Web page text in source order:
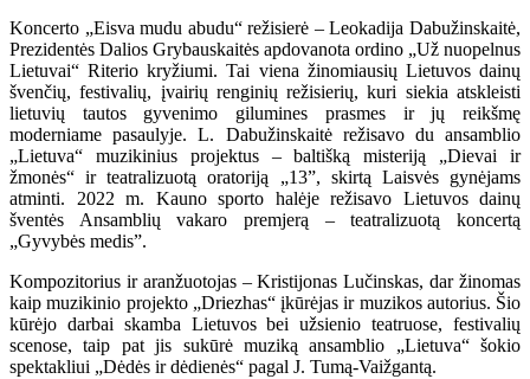
Koncerto „Eisva mudu abudu“ režisierė – Leokadija Dabužinskaitė,
Prezidentės Dalios Grybauskaitės apdovanota ordino „Už nuopelnus
Lietuvai“ Riterio kryžiumi. Tai viena žinomiausių Lietuvos dainų
švenčių, festivalių, įvairių renginių režisierių, kuri siekia atskleisti
lietuvių tautos gyvenimo gilumines prasmes ir jų reikšmę
moderniame pasaulyje. L. Dabužinskaitė režisavo du ansamblio
„Lietuva“ muzikinius projektus – baltišką misteriją „Dievai ir
žmonės“ ir teatralizuotą oratoriją „13”, skirtą Laisvės gynėjams
atminti. 2022 m. Kauno sporto halėje režisavo Lietuvos dainų
šventės Ansamblių vakaro premjerą – teatralizuotą koncertą
„Gyvybės medis”.
Kompozitorius ir aranžuotojas – Kristijonas Lučinskas, dar žinomas
kaip muzikinio projekto „Driezhas“ įkūrėjas ir muzikos autorius. Šio
kūrėjo darbai skamba Lietuvos bei užsienio teatruose, festivalių
scenose, taip pat jis sukūrė muziką ansamblio „Lietuva“ šokio
spektakliui „Dėdės ir dėdienės“ pagal J. Tumą-Vaižgantą.